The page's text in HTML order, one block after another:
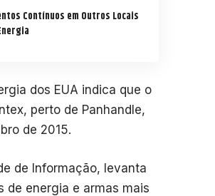
Contínuos em Outros Locais
dos EUA indica que o
perto de Panhandle,
de 2015.
de Informação, levanta
de energia e armas mais